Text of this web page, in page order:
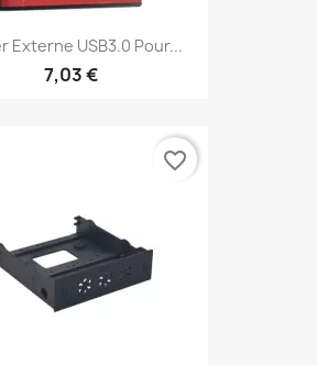
Externe USB3.0 Pour...
7,03 €
favorite_border